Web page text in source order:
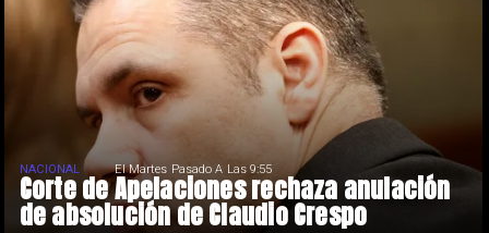
Corte de Apelaciones rechaza anulación
de absolución de Claudio Crespo
NACIONAL El Martes Pasado A Las 9:55